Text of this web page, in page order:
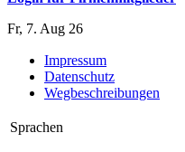
Fr, 7. Aug 26
Impressum
Datenschutz
Wegbeschreibungen
Sprachen